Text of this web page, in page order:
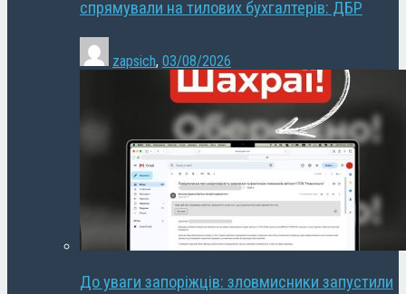
спрямували на тилових бухгалтерів: ДБР
zapsich, 03/08/2026
До уваги запоріжців: зловмисники запустили